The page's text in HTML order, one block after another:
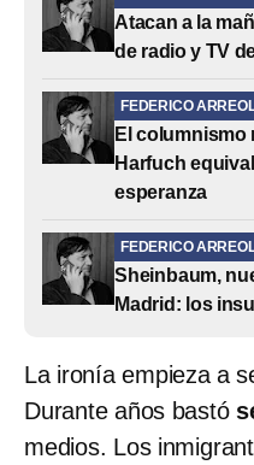
Atacan a la
de radio y TV
FEDERICO
El columnismo
Harfuch
esperanza
FEDERICO
Sheinbaum,
Madrid: los
La ironía empieza a
Durante años bastó
medios. Los